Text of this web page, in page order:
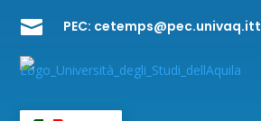
 PEC: cetemps@pec.univaq.itt